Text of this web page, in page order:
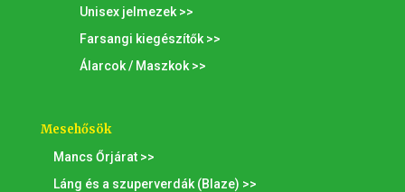
Unisex jelmezek >>
Farsangi kiegészítők >>
Álarcok / Maszkok >>
Mesehősök
Mancs Őrjárat >>
Láng és a szuperverdák (Blaze) >>